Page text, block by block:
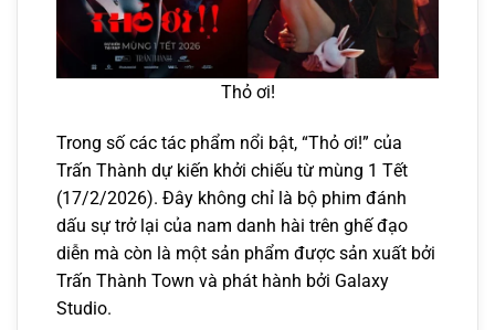
Thỏ ơi!
Trong số các tác phẩm nổi bật, “Thỏ ơi!” của
Trấn Thành dự kiến khởi chiếu từ mùng 1 Tết
(17/2/2026). Đây không chỉ là bộ phim đánh
dấu sự trở lại của nam danh hài trên ghế đạo
diễn mà còn là một sản phẩm được sản xuất bởi
Trấn Thành Town và phát hành bởi Galaxy
Studio.